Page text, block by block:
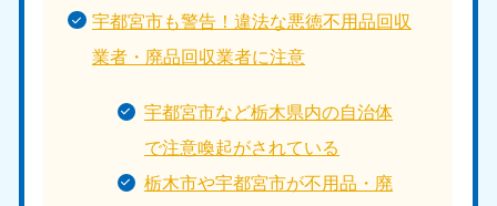
宇都宮市も警告！違法な悪徳不用品回収
業者・廃品回収業者に注意
宇都宮市など栃木県内の自治体
で注意喚起がされている
栃木市や宇都宮市が不用品・廃